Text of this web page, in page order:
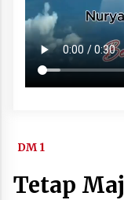
DM 1
Tetap